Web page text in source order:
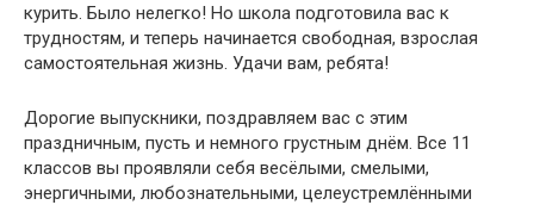
курить. Было нелегко! Но школа подготовила вас к
трудностям, и теперь начинается свободная, взрослая
самостоятельная жизнь. Удачи вам, ребята!
Дорогие выпускники, поздравляем вас с этим
праздничным, пусть и немного грустным днём. Все 11
классов вы проявляли себя весёлыми, смелыми,
энергичными, любознательными, целеустремлёнными